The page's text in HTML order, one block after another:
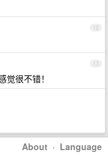
12
13
很不错！
About · Language